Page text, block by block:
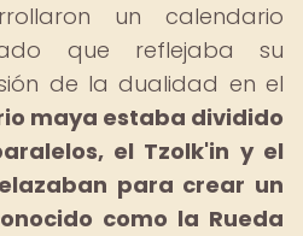
un calendario
que reflejaba su
de la dualidad en el
maya estaba dividido
el Tzolk'in y el
para crear un
como la Rueda